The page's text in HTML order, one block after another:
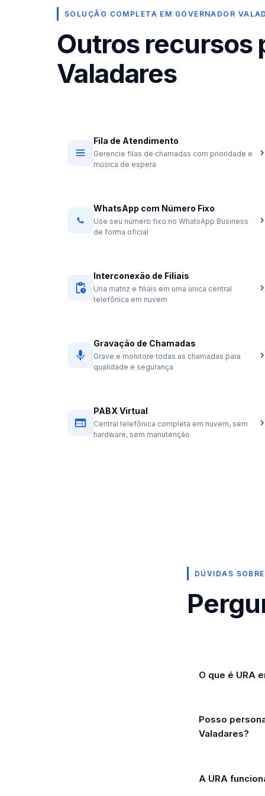
SOLUÇÃO COMPLETA EM GOVERNADOR
Outros recursos
Valadares
Fila de Atendimento
Gerencie filas de chamadas com prioridade e
música de espera
WhatsApp com Número Fixo
Use seu número fixo no WhatsApp Business
de forma oficial
Interconexão de Filiais
Una matriz e filiais em uma única central
telefônica em nuvem
Gravação de Chamadas
Grave e monitore todas as chamadas para
qualidade e segurança
PABX Virtual
Central telefônica completa em nuvem, sem
hardware, sem manutenção
DÚVIDAS
O que é URA
Posso
Valadares?
A URA